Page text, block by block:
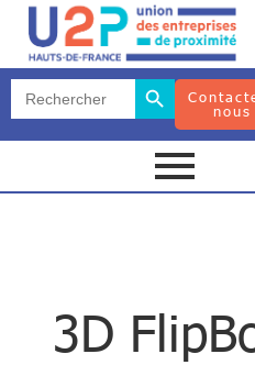
Search
for:
Search Button
nous
3D